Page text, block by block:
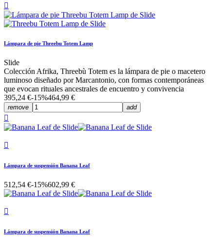

Lámpara de pie Threebu Totem Lamp
Slide
Colección Afrika, Threebù Totem es la lámpara de pie o macetero
luminoso diseñado por Marcantonio, con formas contemporáneas
que evocan rituales ancestrales de encuentro y convivencia
395,24 €-15%464,99 €
remove add


Lámpara de suspensión Banana Leaf
512,54 €-15%602,99 €

Lámpara de suspensión Banana Leaf